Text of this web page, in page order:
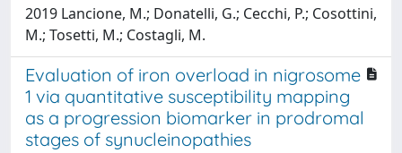
2019 Lancione, M.; Donatelli, G.; Cecchi, P.; Cosottini,
M.; Tosetti, M.; Costagli, M.
Evaluation of iron overload in nigrosome
1 via quantitative susceptibility mapping
as a progression biomarker in prodromal
stages of synucleinopathies